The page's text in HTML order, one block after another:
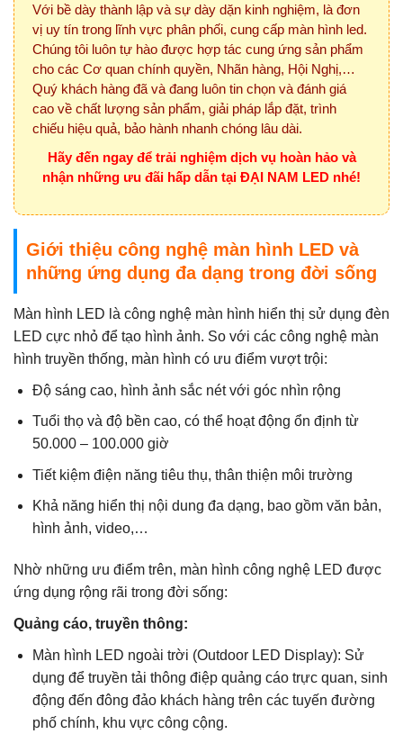
Với bề dày thành lập và sự dày dặn kinh nghiệm, là đơn
vị uy tín trong lĩnh vực phân phối, cung cấp màn hình led.
Chúng tôi luôn tự hào được hợp tác cung ứng sản phẩm
cho các Cơ quan chính quyền, Nhãn hàng, Hội Nghị,…
Quý khách hàng đã và đang luôn tin chọn và đánh giá
cao về chất lượng sản phẩm, giải pháp lắp đặt, trình
chiếu hiệu quả, bảo hành nhanh chóng lâu dài.
Hãy đến ngay để trải nghiệm dịch vụ hoàn hảo và
nhận những ưu đãi hấp dẫn tại ĐẠI NAM LED nhé!
Giới thiệu công nghệ màn hình LED và
những ứng dụng đa dạng trong đời sống
Màn hình LED là công nghệ màn hình hiển thị sử dụng đèn
LED cực nhỏ để tạo hình ảnh. So với các công nghệ màn
hình truyền thống, màn hình có ưu điểm vượt trội:
Độ sáng cao, hình ảnh sắc nét với góc nhìn rộng
Tuổi thọ và độ bền cao, có thể hoạt động ổn định từ
50.000 – 100.000 giờ
Tiết kiệm điện năng tiêu thụ, thân thiện môi trường
Khả năng hiển thị nội dung đa dạng, bao gồm văn bản,
hình ảnh, video,…
Nhờ những ưu điểm trên, màn hình công nghệ LED được
ứng dụng rộng rãi trong đời sống:
Quảng cáo, truyền thông:
Màn hình LED ngoài trời (Outdoor LED Display): Sử
dụng để truyền tải thông điệp quảng cáo trực quan, sinh
động đến đông đảo khách hàng trên các tuyến đường
phố chính, khu vực công cộng.